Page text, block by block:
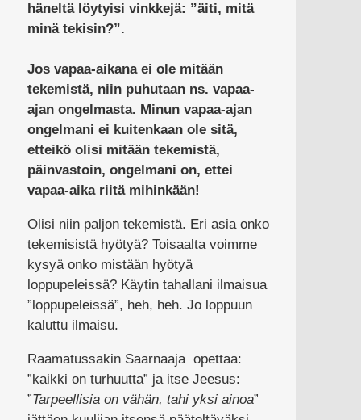
häneltä löytyisi vinkkejä: ”äiti, mitä
minä tekisin?”.
Jos vapaa-aikana ei ole mitään
tekemistä, niin puhutaan ns. vapaa-
ajan ongelmasta. Minun vapaa-ajan
ongelmani ei kuitenkaan ole sitä,
etteikö olisi mitään tekemistä,
päinvastoin, ongelmani on, ettei
vapaa-aika riitä mihinkään!
Olisi niin paljon tekemistä. Eri asia onko
tekemisistä hyötyä? Toisaalta voimme
kysyä onko mistään hyötyä
loppupeleissä? Käytin tahallani ilmaisua
”loppupeleissä”, heh, heh. Jo loppuun
kaluttu ilmaisu.
Raamatussakin Saarnaaja opettaa:
”kaikki on turhuutta” ja itse Jeesus:
”Tarpeellisia on vähän, tahi yksi ainoa”